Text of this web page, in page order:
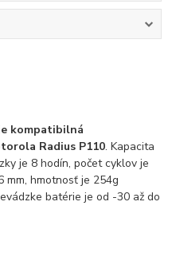
kompatibilná
Radius P110. Kapacita
je 8 hodín, počet cyklov je
mm, hmotnosť je 254g
batérie je od -30 až do